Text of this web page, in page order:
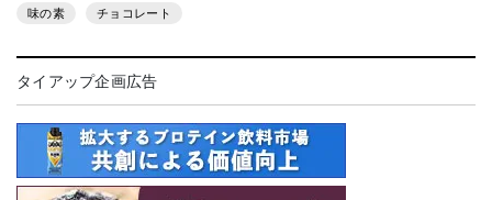
味の素 チョコレート
タイアップ企画広告